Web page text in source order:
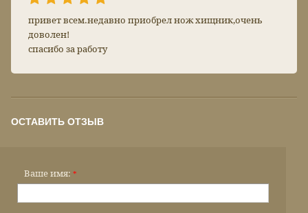
привет всем.недавно приобрел нож хищник,очень
доволен!
спасибо за работу
ОСТАВИТЬ ОТЗЫВ
Ваше имя: *